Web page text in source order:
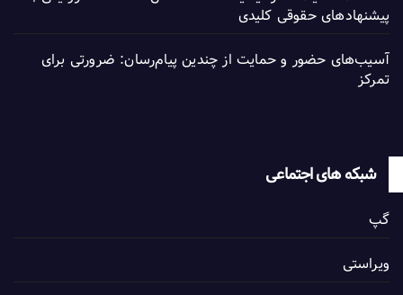
پیشنهادهای حقوقی کلیدی
آسیب‌های حضور و حمایت از چندین پیام‌رسان: ضرورتی برای
تمرکز
شبکه های اجتماعی
گپ
ویراستی